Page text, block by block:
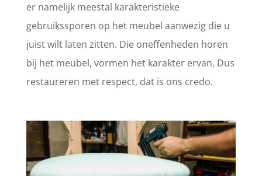
er namelijk meestal karakteristieke
gebruikssporen op het meubel aanwezig die u
juist wilt laten zitten. Die oneffenheden horen
bij het meubel, vormen het karakter ervan. Dus
restaureren met respect, dat is ons credo.